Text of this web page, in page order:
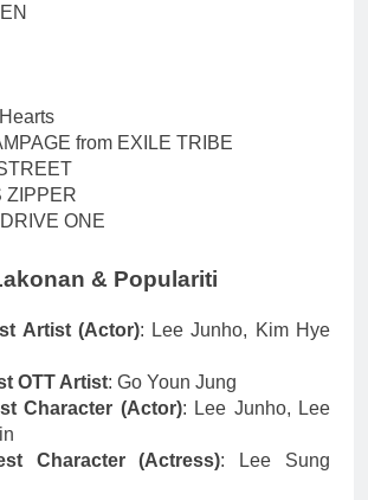
from EXILE TRIBE
ZIPPER
ONE
& Populariti
Artist (Actor): Lee Junho, Kim Hye
OTT Artist: Go Youn Jung
Character (Actor): Lee Junho, Lee
Character (Actress): Lee Sung